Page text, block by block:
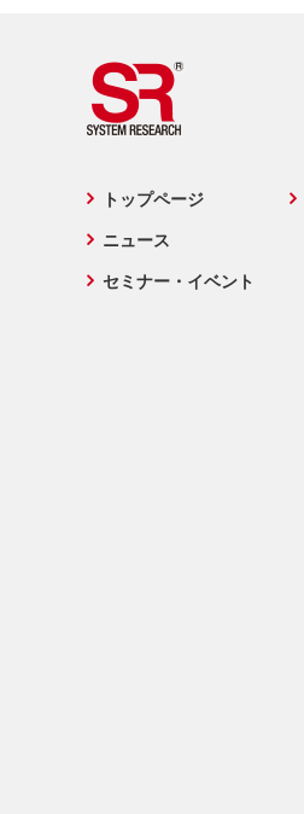
トップページ
ニュース
セミナー・イベント